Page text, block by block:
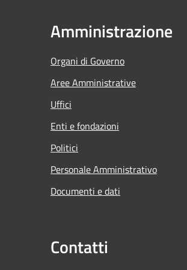
Amministrazione
Organi di Governo
Aree Amministrative
Uffici
Enti e fondazioni
Politici
Personale Amministrativo
Documenti e dati
Contatti